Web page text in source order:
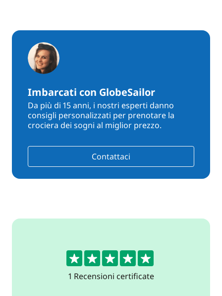
Imbarcati con GlobeSailor
Da più di 15 anni, i nostri esperti danno
consigli personalizzati per prenotare la
crociera dei sogni al miglior prezzo.
Contattaci
5
1 Recensioni certificate